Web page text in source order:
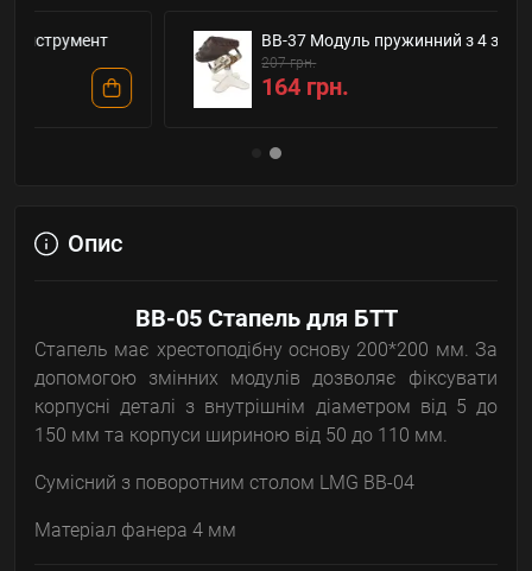
BB-37 Модуль пружинний з 4 затискачами
164 грн.
Опис
BB-05 Стапель для БТТ
Стапель має хрестоподібну основу 200*200 мм. За
допомогою змінних модулів дозволяє фіксувати
корпусні деталі з внутрішнім діаметром від 5 до
150 мм та корпуси шириною від 50 до 110 мм.
Сумісний з поворотним столом LMG BB-04
Матеріал фанера 4 мм